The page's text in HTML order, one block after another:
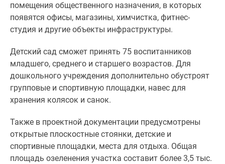
Подмосковья
комнатные
комнатные
комнатные
карте
Ипотечный
калькулятор
помещения общественного назначения, в которых
появятся офисы, магазины, химчистка, фитнес-
студия и другие объекты инфраструктуры.
Детский сад сможет принять 75 воспитанников
младшего, среднего и старшего возрастов. Для
дошкольного учреждения дополнительно обустроят
групповые и спортивную площадки, навес для
хранения колясок и санок.
Также в проектной документации предусмотрены
открытые плоскостные стоянки, детские и
спортивные площадки, места для отдыха. Общая
площадь озеленения участка составит более 3,5 тыс.